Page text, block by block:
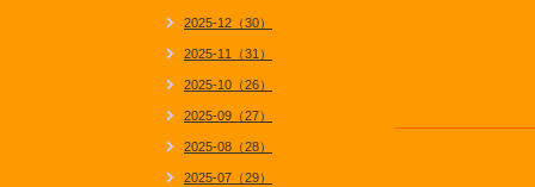
2025-12（30）
2025-11（31）
2025-10（26）
2025-09（27）
2025-08（28）
2025-07（29）